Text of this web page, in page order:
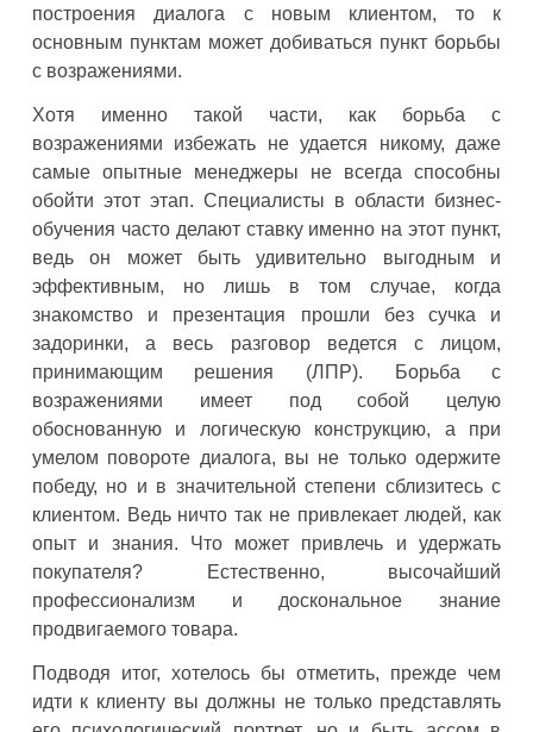
построения диалога с новым клиентом, то к
основным пунктам может добиваться пункт борьбы
с возражениями.
Хотя именно такой части, как борьба с
возражениями избежать не удается никому, даже
самые опытные менеджеры не всегда способны
обойти этот этап. Специалисты в области бизнес-
обучения часто делают ставку именно на этот пункт,
ведь он может быть удивительно выгодным и
эффективным, но лишь в том случае, когда
знакомство и презентация прошли без сучка и
задоринки, а весь разговор ведется с лицом,
принимающим решения (ЛПР). Борьба с
возражениями имеет под собой целую
обоснованную и логическую конструкцию, а при
умелом повороте диалога, вы не только одержите
победу, но и в значительной степени сблизитесь с
клиентом. Ведь ничто так не привлекает людей, как
опыт и знания. Что может привлечь и удержать
покупателя? Естественно, высочайший
профессионализм и доскональное знание
продвигаемого товара.
Подводя итог, хотелось бы отметить, прежде чем
идти к клиенту вы должны не только представлять